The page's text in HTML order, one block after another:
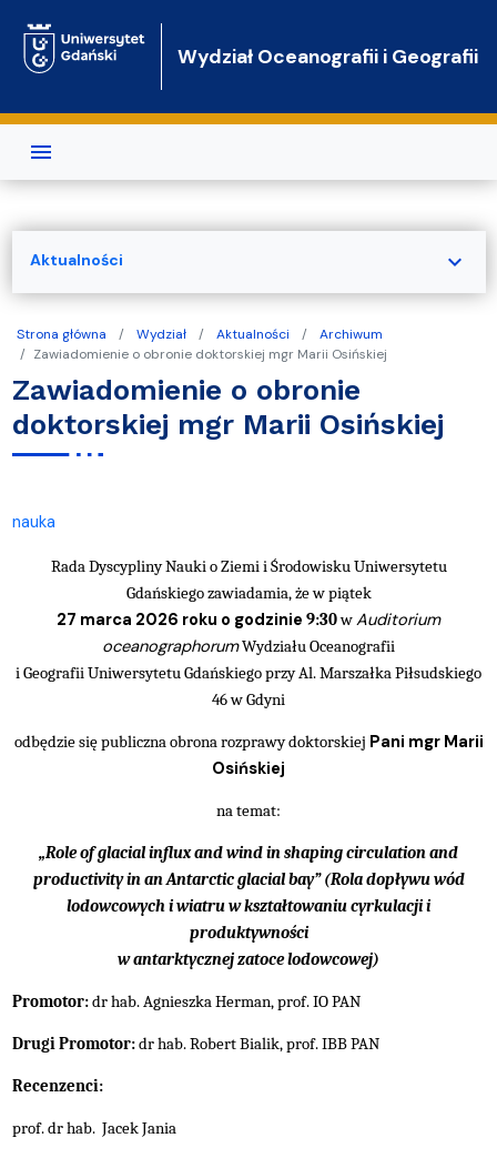
Wydział Oceanografii i Geografii
Strona główna Wydział Aktualności
Archiwum
Zawiadomienie o obronie doktorskiej mgr Marii Osińskiej
Zawiadomienie o obronie
doktorskiej mgr Marii Osińskiej
nauka
Rada Dyscypliny Nauki o Ziemi i Środowisku Uniwersytetu
Gdańskiego zawiadamia, że w piątek
27 marca 2026 roku o godzinie 9:30wAuditorium
oceanographorumWydziału Oceanografii
i Geografii Uniwersytetu Gdańskiego przy Al. Marszałka Piłsudskiego
46 w Gdyni
odbędzie się publiczna obrona rozprawy doktorskiej Pani mgr Marii
Osińskiej
na temat:
„Role of glacial influx and wind in shaping circulation and
productivity in an Antarctic glacial bay” (Rola dopływu wód
lodowcowych i wiatru w kształtowaniu cyrkulacji i
produktywności
w antarktycznej zatoce lodowcowej)
Promotor:dr hab. Agnieszka Herman, prof. IO PAN
Drugi Promotor:dr hab. Robert Bialik, prof. IBB PAN
Recenzenci:
prof. dr hab. Jacek Jania
Aktualności expand_more